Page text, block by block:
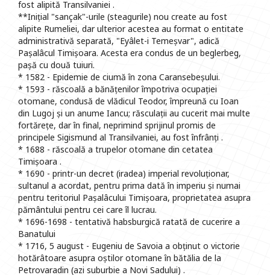
fost alipită Transilvaniei .
**Inițial "sançak"-urile (steagurile) nou create au fost
alipite Rumeliei, dar ulterior acestea au format o entitate
administrativă separată, "Eyâlet-i Temeșvar", adică
Pașalâcul Timișoara. Acesta era condus de un beglerbeg,
pașă cu două tuiuri.
* 1582 - Epidemie de ciumă în zona Caransebeșului.
* 1593 - răscoală a bănățenilor împotriva ocupației
otomane, condusă de vlădicul Teodor, împreună cu Ioan
din Lugoj și un anume Iancu; răsculații au cucerit mai multe
fortărețe, dar în final, neprimind sprijinul promis de
principele Sigismund al Transilvaniei, au fost înfrânți .
* 1688 - răscoală a trupelor otomane din cetatea
Timișoara .
* 1690 - printr-un decret (iradea) imperial revoluționar,
sultanul a acordat, pentru prima dată în imperiu și numai
pentru teritoriul Pașalâcului Timișoara, proprietatea asupra
pământului pentru cei care îl lucrau.
* 1696-1698 - tentativă habsburgică ratată de cucerire a
Banatului
* 1716, 5 august - Eugeniu de Savoia a obținut o victorie
hotărâtoare asupra oștilor otomane în bătălia de la
Petrovaradin (azi suburbie a Novi Sadului) .